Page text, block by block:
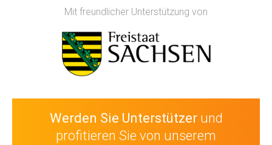
Mit freundlicher Unterstützung von
Werden Sie Unterstützer und
profitieren Sie von unserem